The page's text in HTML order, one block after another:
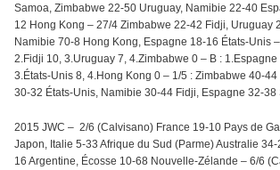
Samoa, Zimbabwe 22-50 Uruguay, Namibie 22-40
12 Hong Kong – 27/4 Zimbabwe 22-42 Fidji, Uruguay
Namibie 70-8 Hong Kong, Espagne 18-16 États-Unis –
2.Fidji 10, 3.Uruguay 7, 4.Zimbabwe 0 – B : 1.Espagne
3.États-Unis 8, 4.Hong Kong 0 – 1/5 : Zimbabwe 40-
30-32 États-Unis, Namibie 30-44 Fidji, Espagne 32-38
2015 JWC – 2/6 (Calvisano) France 19-10 Pays de
Japon, Italie 5-33 Afrique du Sud (Parme) Australie
16 Argentine, Écosse 10-68 Nouvelle-Zélande – 6/6